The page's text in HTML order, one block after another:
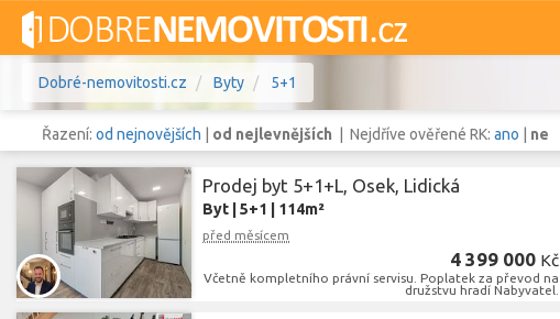
Dobré-nemovitosti.cz Byty 5+1
Vše Byty
Lokalita
Řazení:od nejnovějších od nejlevnějších | Nejdříve ověřené RK:ano ne
Prodej byt 5+1+L, Osek, Lidická
Byt |5+1 114m²
před měsícem
4 399 000 Kč
Včetně kompletního právní servisu. Poplatek za převod na
družstvu hradí Nabyvatel.